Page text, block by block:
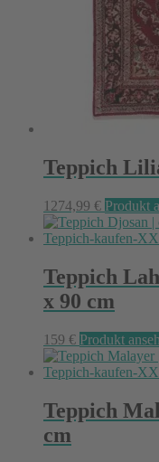
Teppich
1274,99 € Produkt
Teppich
x 90 cm
159 € Produkt
Teppich
cm